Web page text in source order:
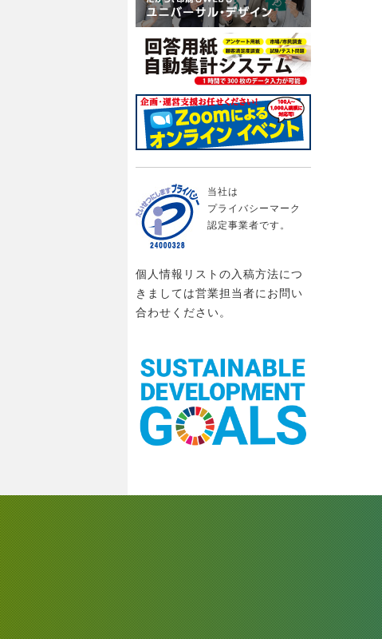
当社は
プライバシーマーク
認定事業者です。
個人情報リストの入稿方法につ
きましては営業担当者にお問い
合わせください。